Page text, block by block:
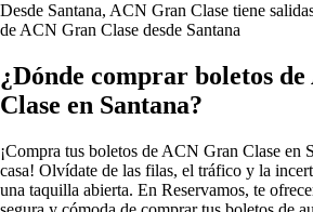
Desde Santana, ACN Gran Clase tiene
de ACN Gran Clase desde Santana
¿Dónde comprar boletos
Clase en Santana?
¡Compra tus boletos de ACN Gran Clase en
casa! Olvídate de las filas, el tráfico y la
una taquilla abierta. En Reservamos, te